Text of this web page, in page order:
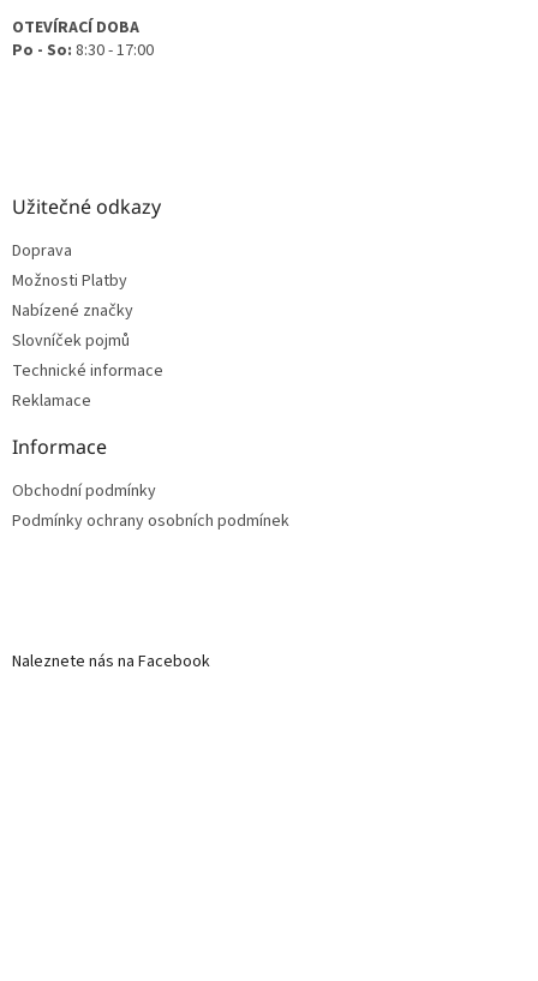
OTEVÍRACÍ DOBA
Po - So: 8:30 - 17:00
Užitečné odkazy
Doprava
Možnosti Platby
Nabízené značky
Slovníček pojmů
Technické informace
Reklamace
Informace
Obchodní podmínky
Podmínky ochrany osobních podmínek
Naleznete nás na Facebook